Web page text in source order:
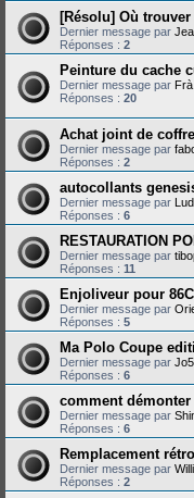
[Résolu] Où
Dernier message par
Réponses : 2
Peinture du cache
Dernier message par
Réponses : 20
Achat joint de coffre
Dernier message par
Réponses : 2
autocollants
Dernier message par
Réponses : 6
RESTAURATION
Dernier message par
Réponses : 11
Enjoliveur pour 86C
Dernier message par
Réponses : 5
Ma Polo Coupe
Dernier message par
Réponses : 6
comment
Dernier message par
Réponses : 6
Remplacement
Dernier message par
Réponses : 2